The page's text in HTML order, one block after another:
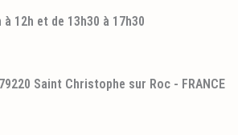
à 12h et de 13h30 à 17h30
Saint Christophe sur Roc - FRANCE